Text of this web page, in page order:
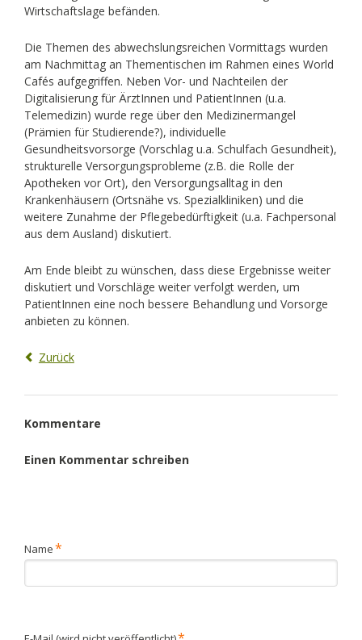
Wirtschaftslage befänden.
Die Themen des abwechslungsreichen Vormittags wurden
am Nachmittag an Thementischen im Rahmen eines World
Cafés aufgegriffen. Neben Vor- und Nachteilen der
Digitalisierung für ÄrztInnen und PatientInnen (u.a.
Telemedizin) wurde rege über den Medizinermangel
(Prämien für Studierende?), individuelle
Gesundheitsvorsorge (Vorschlag u.a. Schulfach Gesundheit),
strukturelle Versorgungsprobleme (z.B. die Rolle der
Apotheken vor Ort), den Versorgungsalltag in den
Krankenhäusern (Ortsnähe vs. Spezialkliniken) und die
weitere Zunahme der Pflegebedürftigkeit (u.a. Fachpersonal
aus dem Ausland) diskutiert.
Am Ende bleibt zu wünschen, dass diese Ergebnisse weiter
diskutiert und Vorschläge weiter verfolgt werden, um
PatientInnen eine noch bessere Behandlung und Vorsorge
anbieten zu können.
Zurück
Kommentare
Einen Kommentar schreiben
Pflichtfeld
Name*
Pflichtfeld